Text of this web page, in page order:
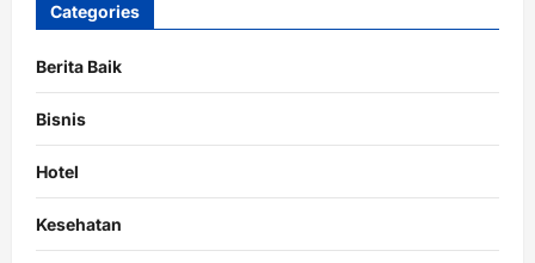
Categories
Berita Baik
Bisnis
Hotel
Kesehatan